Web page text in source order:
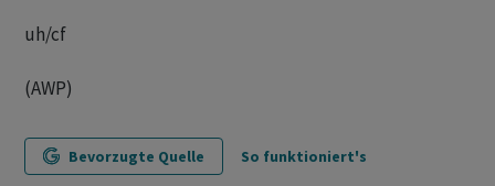
uh/cf
(AWP)
Bevorzugte Quelle So funktioniert's